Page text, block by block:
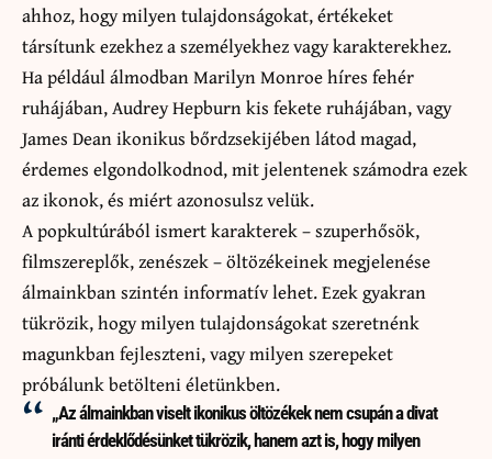
ahhoz, hogy milyen tulajdonságokat, értékeket
társítunk ezekhez a személyekhez vagy karakterekhez.
Ha például álmodban Marilyn Monroe híres fehér
ruhájában, Audrey Hepburn kis fekete ruhájában, vagy
James Dean ikonikus bőrdzsekijében látod magad,
érdemes elgondolkodnod, mit jelentenek számodra ezek
az ikonok, és miért azonosulsz velük.
A popkultúrából ismert karakterek – szuperhősök,
filmszereplők, zenészek – öltözékeinek megjelenése
álmainkban szintén informatív lehet. Ezek gyakran
tükrözik, hogy milyen tulajdonságokat szeretnénk
magunkban fejleszteni, vagy milyen szerepeket
próbálunk betölteni életünkben.
„Az álmainkban viselt ikonikus öltözékek nem csupán a divat
iránti érdeklődésünket tükrözik, hanem azt is, hogy milyen